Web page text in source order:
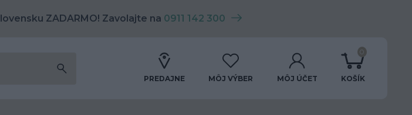
ZADARMO! Zavolajte na 0911 142 300
PREDAJNE MÔJ VÝBER MÔJ ÚČET KOŠÍK
0